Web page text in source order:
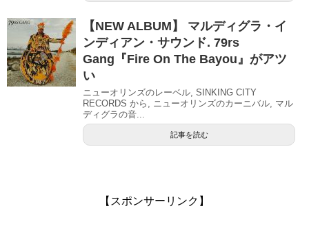
【NEW ALBUM】 マルディグラ・イ
ンディアン・サウンド. 79rs
Gang『Fire On The Bayou』がアツ
い
ニューオリンズのレーベル, SINKING CITY
RECORDS から, ニューオリンズのカーニバル, マル
ディグラの音...
記事を読む
【スポンサーリンク】